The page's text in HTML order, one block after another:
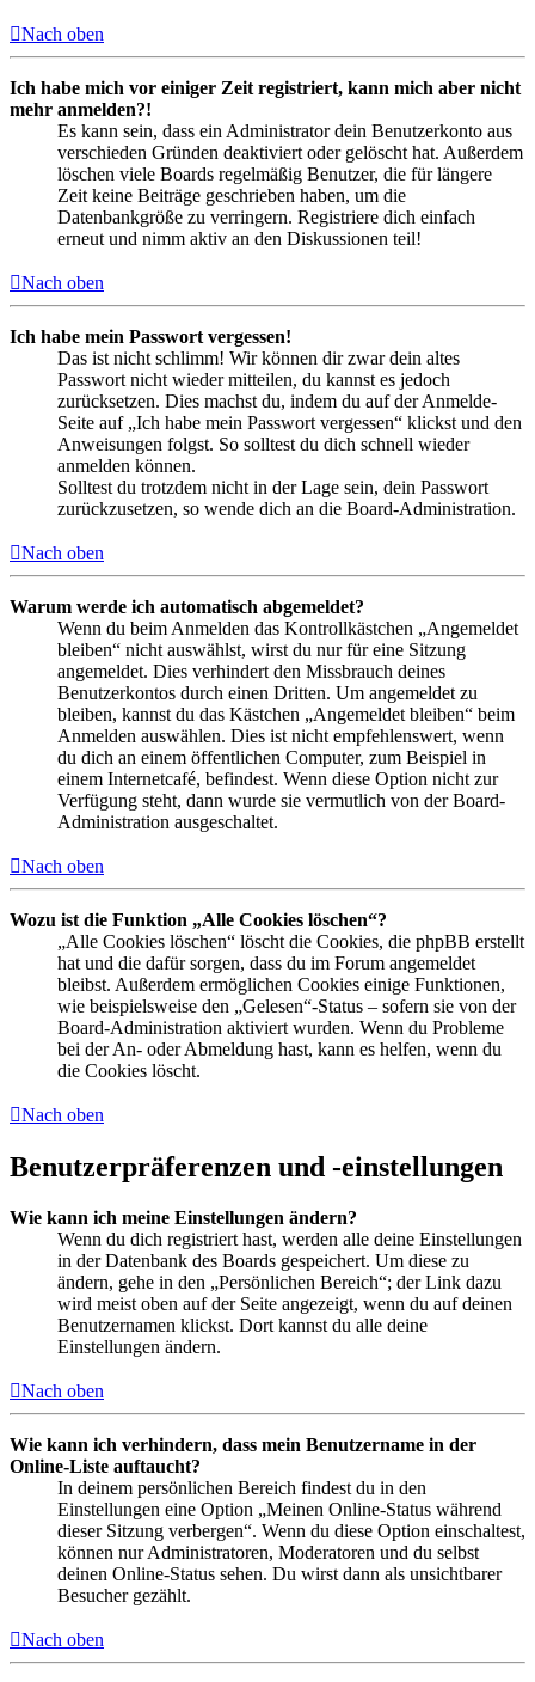
Nach oben
Ich habe mich vor einiger Zeit registriert, kann mich aber nicht
mehr anmelden?!
Es kann sein, dass ein Administrator dein Benutzerkonto aus
verschieden Gründen deaktiviert oder gelöscht hat. Außerdem
löschen viele Boards regelmäßig Benutzer, die für längere
Zeit keine Beiträge geschrieben haben, um die
Datenbankgröße zu verringern. Registriere dich einfach
erneut und nimm aktiv an den Diskussionen teil!
Nach oben
Ich habe mein Passwort vergessen!
Das ist nicht schlimm! Wir können dir zwar dein altes
Passwort nicht wieder mitteilen, du kannst es jedoch
zurücksetzen. Dies machst du, indem du auf der Anmelde-
Seite auf „Ich habe mein Passwort vergessen“ klickst und den
Anweisungen folgst. So solltest du dich schnell wieder
anmelden können.
Solltest du trotzdem nicht in der Lage sein, dein Passwort
zurückzusetzen, so wende dich an die Board-Administration.
Nach oben
Warum werde ich automatisch abgemeldet?
Wenn du beim Anmelden das Kontrollkästchen „Angemeldet
bleiben“ nicht auswählst, wirst du nur für eine Sitzung
angemeldet. Dies verhindert den Missbrauch deines
Benutzerkontos durch einen Dritten. Um angemeldet zu
bleiben, kannst du das Kästchen „Angemeldet bleiben“ beim
Anmelden auswählen. Dies ist nicht empfehlenswert, wenn
du dich an einem öffentlichen Computer, zum Beispiel in
einem Internetcafé, befindest. Wenn diese Option nicht zur
Verfügung steht, dann wurde sie vermutlich von der Board-
Administration ausgeschaltet.
Nach oben
Wozu ist die Funktion „Alle Cookies löschen“?
„Alle Cookies löschen“ löscht die Cookies, die phpBB erstellt
hat und die dafür sorgen, dass du im Forum angemeldet
bleibst. Außerdem ermöglichen Cookies einige Funktionen,
wie beispielsweise den „Gelesen“-Status – sofern sie von der
Board-Administration aktiviert wurden. Wenn du Probleme
bei der An- oder Abmeldung hast, kann es helfen, wenn du
die Cookies löscht.
Nach oben
Benutzerpräferenzen und -einstellungen
Wie kann ich meine Einstellungen ändern?
Wenn du dich registriert hast, werden alle deine Einstellungen
in der Datenbank des Boards gespeichert. Um diese zu
ändern, gehe in den „Persönlichen Bereich“; der Link dazu
wird meist oben auf der Seite angezeigt, wenn du auf deinen
Benutzernamen klickst. Dort kannst du alle deine
Einstellungen ändern.
Nach oben
Wie kann ich verhindern, dass mein Benutzername in der
Online-Liste auftaucht?
In deinem persönlichen Bereich findest du in den
Einstellungen eine Option „Meinen Online-Status während
dieser Sitzung verbergen“. Wenn du diese Option einschaltest,
können nur Administratoren, Moderatoren und du selbst
deinen Online-Status sehen. Du wirst dann als unsichtbarer
Besucher gezählt.
Nach oben